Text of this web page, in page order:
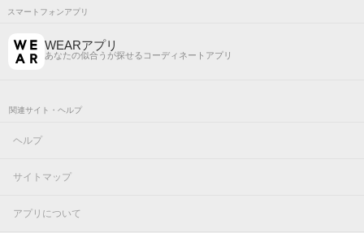
スマートフォンアプリ
WEARアプリ
あなたの似合うが探せるコーディネートアプリ
関連サイト・ヘルプ
ヘルプ
サイトマップ
アプリについて